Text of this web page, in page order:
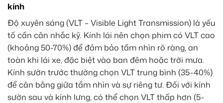
kính
Độ xuyên sáng (VLT – Visible Light Transmission) là yếu
tố cần cân nhắc kỹ. Kính lái nên chọn phim có VLT cao
(khoảng 50-70%) để đảm bảo tầm nhìn rõ ràng, an
toàn khi lái xe, đặc biệt vào ban đêm hoặc trời mưa.
Kính sườn trước thường chọn VLT trung bình (35-40%)
để cân bằng giữa tầm nhìn và sự riêng tư. Đối với kính
sườn sau và kính lưng, có thể chọn VLT thấp hơn (5-